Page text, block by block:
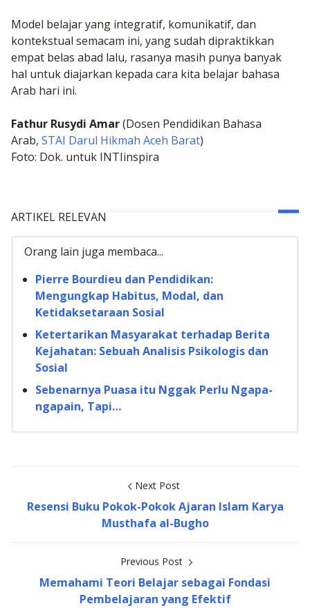
Model belajar yang integratif, komunikatif, dan
kontekstual semacam ini, yang sudah dipraktikkan
empat belas abad lalu, rasanya masih punya banyak
hal untuk diajarkan kepada cara kita belajar bahasa
Arab hari ini.
Fathur Rusydi Amar(Dosen Pendidikan Bahasa
Arab, STAI Darul Hikmah Aceh Barat)
Foto: Dok. untuk INTIinspira
ARTIKEL RELEVAN
Orang lain juga membaca...
Pierre Bourdieu dan Pendidikan:
Mengungkap Habitus, Modal, dan
Ketidaksetaraan Sosial
Ketertarikan Masyarakat terhadap Berita
Kejahatan: Sebuah Analisis Psikologis dan
Sosial
Sebenarnya Puasa itu Nggak Perlu Ngapa-
ngapain, Tapi…
Next Post
Resensi Buku Pokok-Pokok Ajaran Islam Karya
Musthafa al-Bugho
Previous Post
Memahami Teori Belajar sebagai Fondasi
Pembelajaran yang Efektif